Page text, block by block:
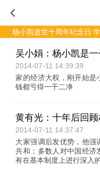
杨小凯逝世十周年纪念日
吴小娟：杨小凯是
2014-07-11 14:39:39
家的经济大权，刚开始是
钱都亏得一干二净
黄有光：十年后回
2014-07-11 14:37:47
大家强调后发优势，他强
共和；多数人对中国经济
有在基本制度上进行深入